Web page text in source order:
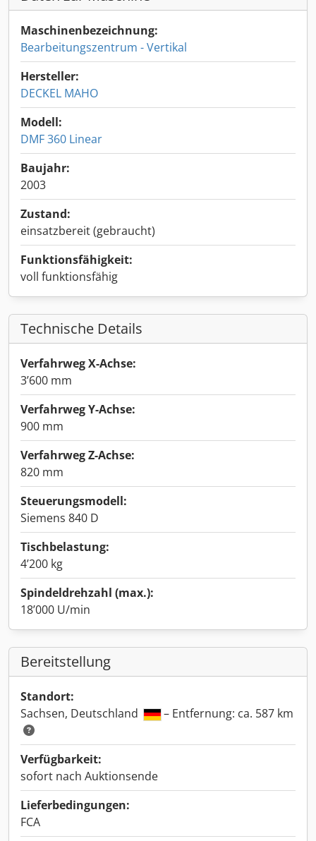
Maschinenbezeichnung:
Bearbeitungszentrum - Vertikal
Hersteller:
DECKEL MAHO
Modell:
DMF 360 Linear
Baujahr:
2003
Zustand:
einsatzbereit (gebraucht)
Funktionsfähigkeit:
voll funktionsfähig
Technische Details
Verfahrweg X-Achse:
3’600 mm
Verfahrweg Y-Achse:
900 mm
Verfahrweg Z-Achse:
820 mm
Steuerungsmodell:
Siemens 840 D
Tischbelastung:
4’200 kg
Spindeldrehzahl (max.):
18’000 U/min
Bereitstellung
Standort:
Sachsen, Deutschland
– Entfernung: ca. 587 km
Verfügbarkeit:
sofort nach Auktionsende
Lieferbedingungen:
FCA